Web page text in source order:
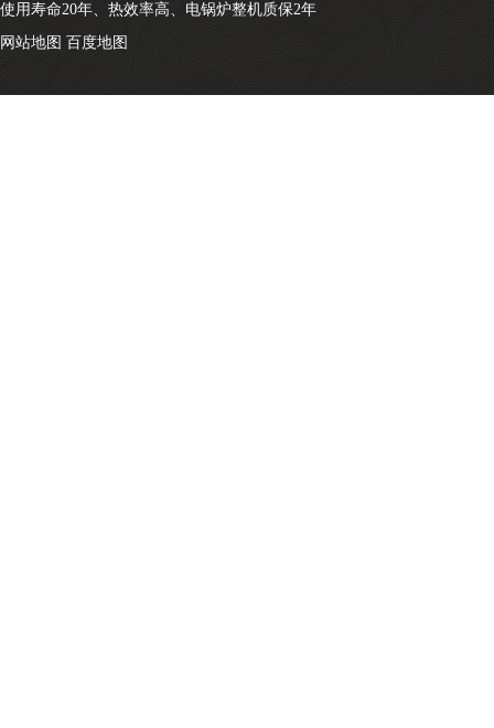
使用寿命20年、热效率高、电锅炉整机质保2年
网站地图 百度地图